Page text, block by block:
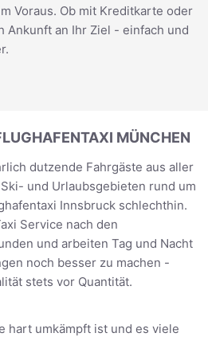
Voraus. Ob mit Kreditkarte oder
Ankunft an Ihr Ziel - einfach und
MÜNCHEN
dutzende Fahrgäste aus aller
und Urlaubsgebieten rund um
Innsbruck schlechthin.
Service nach den
und arbeiten Tag und Nacht
noch besser zu machen -
stets vor Quantität.
hart umkämpft ist und es viele